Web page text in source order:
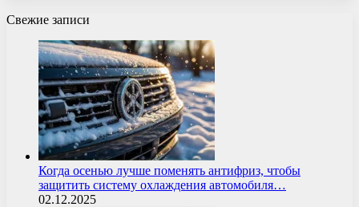
Свежие записи
Когда осенью лучше поменять антифриз, чтобы
защитить систему охлаждения автомобиля…
02.12.2025